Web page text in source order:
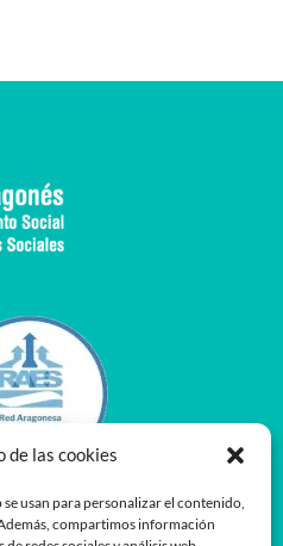
de las cookies
se usan para personalizar el contenido,
compartimos información